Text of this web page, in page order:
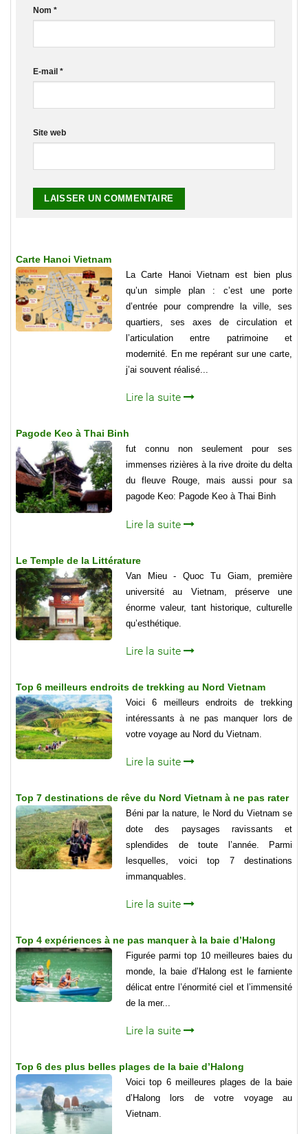
Nom *
E-mail *
Site web
Carte Hanoi Vietnam
La Carte Hanoi Vietnam est bien plus
qu’un simple plan : c’est une porte
d’entrée pour comprendre la ville, ses
quartiers, ses axes de circulation et
l’articulation entre patrimoine et
modernité. En me repérant sur une carte,
j’ai souvent réalisé...
Lire la suite
Pagode Keo à Thai Binh
fut connu non seulement pour ses
immenses rizières à la rive droite du delta
du fleuve Rouge, mais aussi pour sa
pagode Keo: Pagode Keo à Thai Binh
Lire la suite
Le Temple de la Littérature
Van Mieu - Quoc Tu Giam, première
université au Vietnam, préserve une
énorme valeur, tant historique, culturelle
qu’esthétique.
Lire la suite
Top 6 meilleurs endroits de trekking au Nord Vietnam
Voici 6 meilleurs endroits de trekking
intéressants à ne pas manquer lors de
votre voyage au Nord du Vietnam.
Lire la suite
Top 7 destinations de rêve du Nord Vietnam à ne pas rater
Béni par la nature, le Nord du Vietnam se
dote des paysages ravissants et
splendides de toute l’année. Parmi
lesquelles, voici top 7 destinations
immanquables.
Lire la suite
Top 4 expériences à ne pas manquer à la baie d’Halong
Figurée parmi top 10 meilleures baies du
monde, la baie d’Halong est le farniente
délicat entre l’énormité ciel et l’immensité
de la mer...
Lire la suite
Top 6 des plus belles plages de la baie d’Halong
Voici top 6 meilleures plages de la baie
d’Halong lors de votre voyage au
Vietnam.